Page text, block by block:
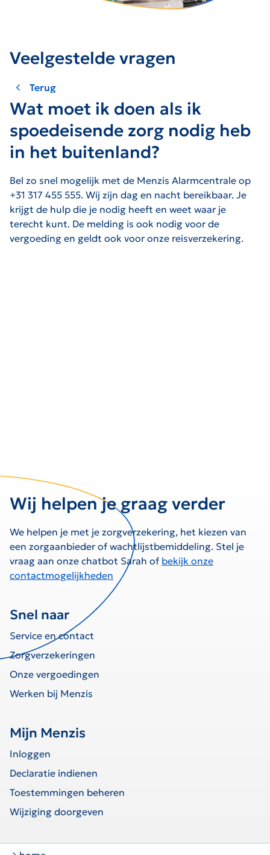
Veelgestelde vragen
Terug
Wat moet ik doen als ik
spoedeisende zorg nodig heb
in het buitenland?
Bel zo snel mogelijk met de Menzis Alarmcentrale op
+31 317 455 555. Wij zijn dag en nacht bereikbaar. Je
krijgt de hulp die je nodig heeft en weet waar je
terecht kunt. De melding is ook nodig voor de
vergoeding en geldt ook voor onze reisverzekering.
Wij helpen je graag verder
We helpen je met je zorgverzekering, het kiezen van
een zorgaanbieder of wachtlijstbemiddeling. Stel je
vraag aan onze chatbot Sarah of bekijk onze
contactmogelijkheden
Snel naar
Service en contact
Zorgverzekeringen
Onze vergoedingen
Werken bij Menzis
Mijn Menzis
Inloggen
Declaratie indienen
Toestemmingen beheren
Wijziging doorgeven